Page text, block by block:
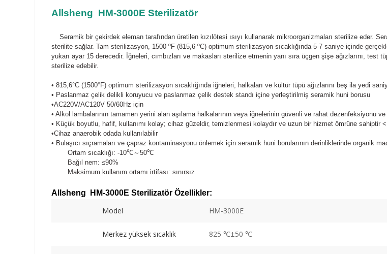
Allsheng HM-3000E Sterilizatör
Seramik bir çekirdek eleman tarafından üretilen kızılötesi ısıyı kullanarak mikroorganizmaları sterilize eder.
sterilite sağlar. Tam sterilizasyon, 1500 ºF (815,6 ºC) optimum sterilizasyon sıcaklığında 5-7 saniye içinde
yukarı ayar 15 derecedir. İğneleri, cımbızları ve makasları sterilize etmenin yanı sıra üçgen şişe ağızlarını, test
sterilize edebilir.
• 815,6°C (1500°F) optimum sterilizasyon sıcaklığında iğneleri, halkaları ve kültür tüpü ağızlarını beş ila yedi
• Paslanmaz çelik delikli koruyucu ve paslanmaz çelik destek standı içine yerleştirilmiş seramik huni borusu
•AC220V/AC120V 50/60Hz için
• Alkol lambalarının tamamen yerini alan aşılama halkalarının veya iğnelerinin güvenli ve rahat dezenfeksiyonu
• Küçük boyutlu, hafif, kullanımı kolay; cihaz güzeldir, temizlenmesi kolaydır ve uzun bir hizmet ömrüne sahiptir <
•Cihaz anaerobik odada kullanılabilir
• Bulaşıcı sıçramaları ve çapraz kontaminasyonu önlemek için seramik huni borularının derinliklerinde organik
Ortam sıcaklığı: -10℃～50℃
Bağıl nem: ≤90%
Maksimum kullanım ortamı irtifası: sınırsız
Allsheng HM-3000E Sterilizatör Özellikler:
Model HM-3000E
Merkez yüksek sıcaklık 825 ℃±50 ℃